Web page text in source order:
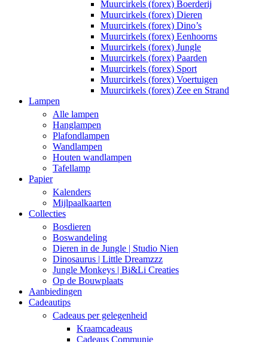
Muurcirkels (forex) Boerderij
Muurcirkels (forex) Dieren
Muurcirkels (forex) Dino’s
Muurcirkels (forex) Eenhoorns
Muurcirkels (forex) Jungle
Muurcirkels (forex) Paarden
Muurcirkels (forex) Sport
Muurcirkels (forex) Voertuigen
Muurcirkels (forex) Zee en Strand
Lampen
Alle lampen
Hanglampen
Plafondlampen
Wandlampen
Houten wandlampen
Tafellamp
Papier
Kalenders
Mijlpaalkaarten
Collecties
Bosdieren
Boswandeling
Dieren in de Jungle | Studio Nien
Dinosaurus | Little Dreamzzz
Jungle Monkeys | Bi&Li Creaties
Op de Bouwplaats
Aanbiedingen
Cadeautips
Cadeaus per gelegenheid
Kraamcadeaus
Cadeaus Communie